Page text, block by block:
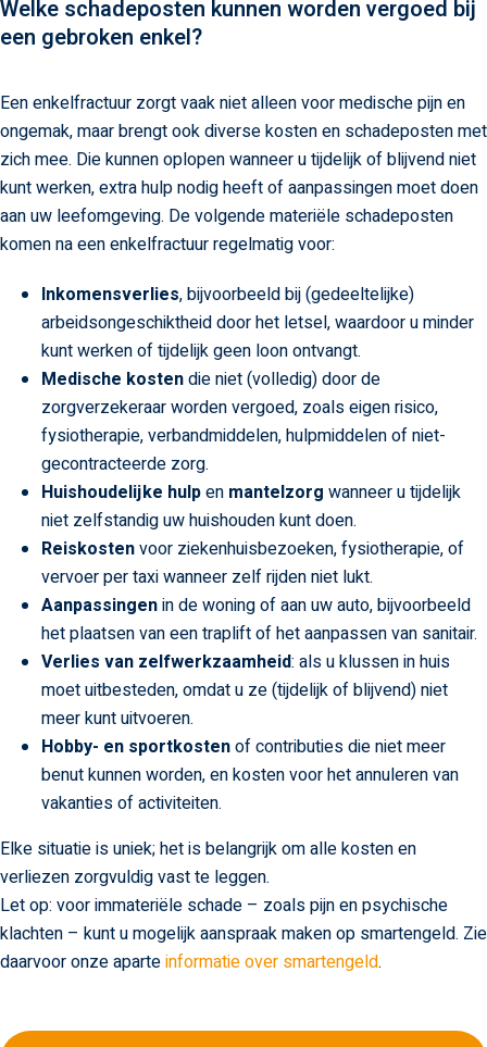
Welke schadeposten kunnen worden vergoed bij
een gebroken enkel?
Een enkelfractuur zorgt vaak niet alleen voor medische pijn en
ongemak, maar brengt ook diverse kosten en schadeposten met
zich mee. Die kunnen oplopen wanneer u tijdelijk of blijvend niet
kunt werken, extra hulp nodig heeft of aanpassingen moet doen
aan uw leefomgeving. De volgende materiële schadeposten
komen na een enkelfractuur regelmatig voor:
Inkomensverlies, bijvoorbeeld bij (gedeeltelijke)
arbeidsongeschiktheid door het letsel, waardoor u minder
kunt werken of tijdelijk geen loon ontvangt.
Medische kostendie niet (volledig) door de
zorgverzekeraar worden vergoed, zoals eigen risico,
fysiotherapie, verbandmiddelen, hulpmiddelen of niet-
gecontracteerde zorg.
Huishoudelijke hulpen mantelzorg wanneer u tijdelijk
niet zelfstandig uw huishouden kunt doen.
Reiskostenvoor ziekenhuisbezoeken, fysiotherapie, of
vervoer per taxi wanneer zelf rijden niet lukt.
Aanpassingenin de woning of aan uw auto, bijvoorbeeld
het plaatsen van een traplift of het aanpassen van sanitair.
Verlies van zelfwerkzaamheid: als u klussen in huis
moet uitbesteden, omdat u ze (tijdelijk of blijvend) niet
meer kunt uitvoeren.
Hobby- en sportkostenof contributies die niet meer
benut kunnen worden, en kosten voor het annuleren van
vakanties of activiteiten.
Elke situatie is uniek; het is belangrijk om alle kosten en
verliezen zorgvuldig vast te leggen.
Let op: voor immateriële schade – zoals pijn en psychische
klachten – kunt u mogelijk aanspraak maken op smartengeld. Zie
daarvoor onze aparteinformatie over smartengeld.